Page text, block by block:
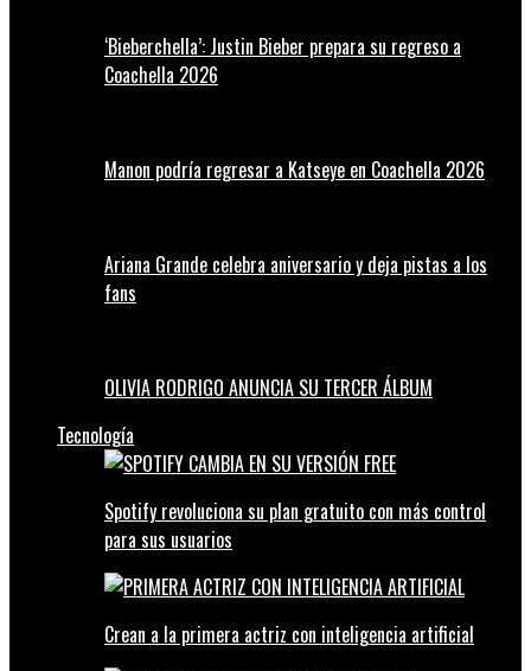
‘Bieberchella’: Justin Bieber prepara su regreso a
Coachella 2026
Manon podría regresar a Katseye en Coachella 2026
Ariana Grande celebra aniversario y deja pistas a los
fans
OLIVIA RODRIGO ANUNCIA SU TERCER ÁLBUM
Tecnología
Spotify revoluciona su plan gratuito con más control
para sus usuarios
Crean a la primera actriz con inteligencia artificial